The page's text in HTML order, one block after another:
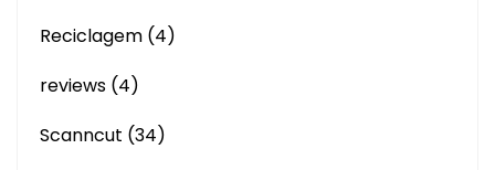
Reciclagem (4)
reviews (4)
Scanncut (34)